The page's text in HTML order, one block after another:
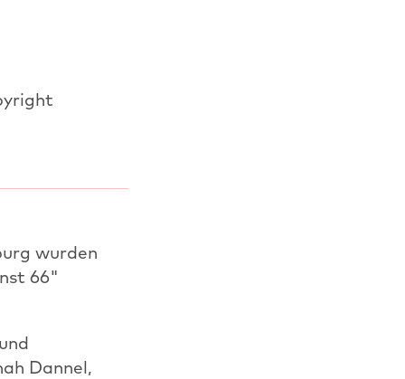
wurden
66"
Dannel,